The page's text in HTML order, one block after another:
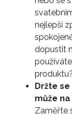
nejlepší
dopustit
Držte
může
Zaměřte